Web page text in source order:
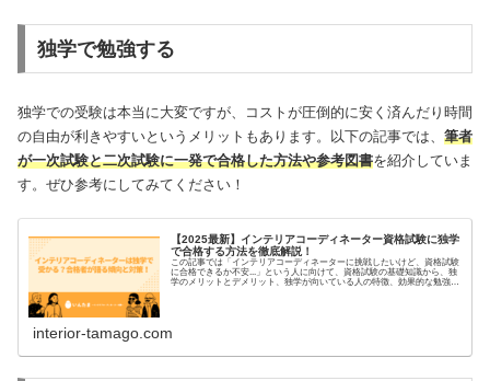
独学で勉強する
独学での受験は本当に大変ですが、コストが圧倒的に安く済んだり時間
の自由が利きやすいというメリットもあります。以下の記事では、 筆者
が一次試験と二次試験に一発で合格した方法や参考図書を紹介していま
す。ぜひ参考にしてみてください！
【2025最新】インテリアコーディネーター資格試験に独学
で合格する方法を徹底解説！
この記事では「インテリアコーディネーターに挑戦したいけど、資格試験
に合格できるか不安...」という人に向けて、資格試験の基礎知識から、独
学のメリットとデメリット、独学が向いている人の特徴、効果的な勉強
interior-tamago.com